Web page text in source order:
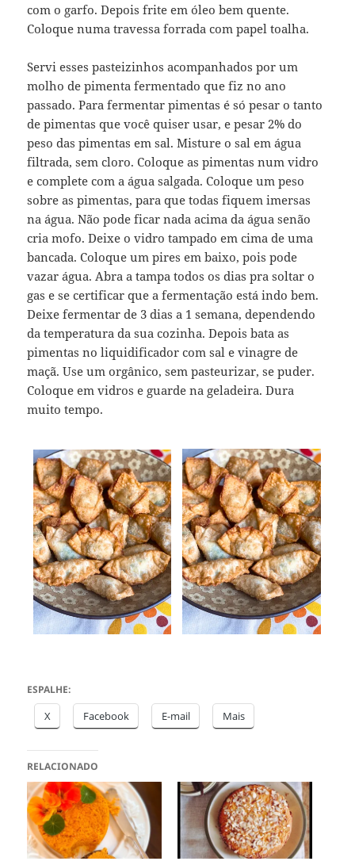
com o garfo. Depois frite em óleo bem quente.
Coloque numa travessa forrada com papel toalha.
Servi esses pasteizinhos acompanhados por um
molho de pimenta fermentado que fiz no ano
passado. Para fermentar pimentas é só pesar o tanto
de pimentas que você quiser usar, e pesar 2% do
peso das pimentas em sal. Misture o sal em água
filtrada, sem cloro. Coloque as pimentas num vidro
e complete com a água salgada. Coloque um peso
sobre as pimentas, para que todas fiquem imersas
na água. Não pode ficar nada acima da água senão
cria mofo. Deixe o vidro tampado em cima de uma
bancada. Coloque um pires em baixo, pois pode
vazar água. Abra a tampa todos os dias pra soltar o
gas e se certificar que a fermentação está indo bem.
Deixe fermentar de 3 dias a 1 semana, dependendo
da temperatura da sua cozinha. Depois bata as
pimentas no liquidificador com sal e vinagre de
maçã. Use um orgânico, sem pasteurizar, se puder.
Coloque em vidros e guarde na geladeira. Dura
muito tempo.
ESPALHE:
X Facebook E-mail Mais
RELACIONADO